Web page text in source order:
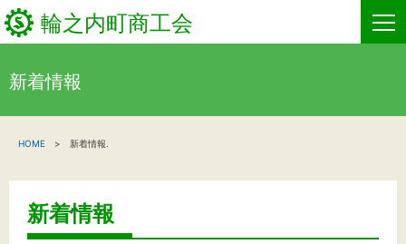
輪之内町商工会
関係機関の方へ
新着情報
HOME 新着情報.
新着情報